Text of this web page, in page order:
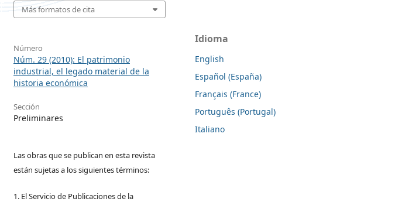
Más formatos de cita
Número
Núm. 29 (2010): El patrimonio
industrial, el legado material de la
historia económica
Sección
Preliminares
Las obras que se publican en esta revista
están sujetas a los siguientes términos:
1. El Servicio de Publicaciones de la
Idioma
English
Español (España)
Français (France)
Português (Portugal)
Italiano